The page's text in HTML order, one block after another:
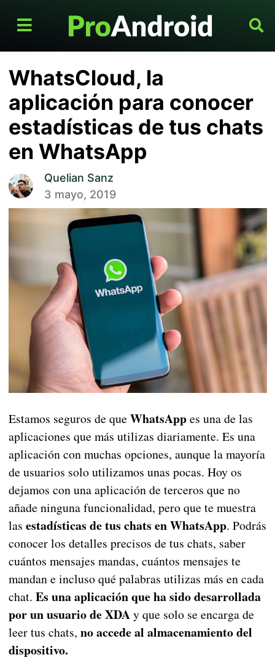
WhatsCloud, la
aplicación para conocer
estadísticas de tus chats
en WhatsApp
Quelian Sanz
3 mayo, 2019
Estamos seguros de que WhatsAppes una de las
aplicaciones que más utilizas diariamente. Es una
aplicación con muchas opciones, aunque la mayoría
de usuarios solo utilizamos unas pocas. Hoy os
dejamos con una aplicación de terceros que no
añade ninguna funcionalidad, pero que te muestra
las estadísticas de tus chats en WhatsApp. Podrás
conocer los detalles precisos de tus chats, saber
cuántos mensajes mandas, cuántos mensajes te
mandan e incluso qué palabras utilizas más en cada
chat. Es una aplicación que ha sido desarrollada
por un usuario de XDAy que solo se encarga de
leer tus chats, no accede al almacenamiento del
dispositivo.